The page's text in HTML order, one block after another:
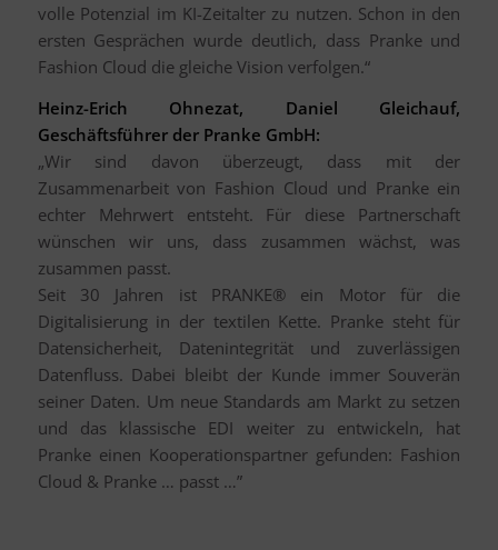
volle Potenzial im KI-Zeitalter zu nutzen. Schon in den
ersten Gesprächen wurde deutlich, dass Pranke und
Fashion Cloud die gleiche Vision verfolgen.“
Heinz-Erich Ohnezat, Daniel Gleichauf,
Geschäftsführer der Pranke GmbH:
„Wir sind davon überzeugt, dass mit der
Zusammenarbeit von Fashion Cloud und Pranke ein
echter Mehrwert entsteht. Für diese Partnerschaft
wünschen wir uns, dass zusammen wächst, was
zusammen passt.
Seit 30 Jahren ist PRANKE® ein Motor für die
Digitalisierung in der textilen Kette. Pranke steht für
Datensicherheit, Datenintegrität und zuverlässigen
Datenfluss. Dabei bleibt der Kunde immer Souverän
seiner Daten. Um neue Standards am Markt zu setzen
und das klassische EDI weiter zu entwickeln, hat
Pranke einen Kooperationspartner gefunden: Fashion
Cloud & Pranke … passt …”